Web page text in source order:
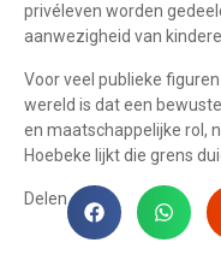
privéleven worden
aanwezigheid van
Voor veel publieke
wereld is dat een
en maatschappelijke rol,
Hoebeke lijkt die grens
Delen